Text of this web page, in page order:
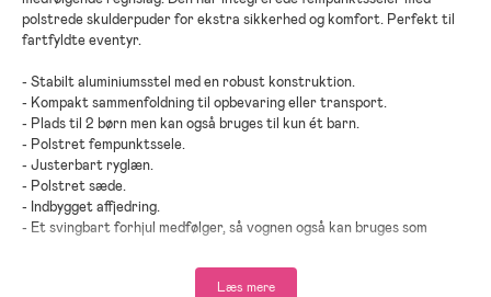
polstredeskulderpuderfor ekstra sikkerhed og komfort. Perfekttil
fartfyldte eventyr.
- Stabilt aluminiumsstel med en robust konstruktion.
- Kompakt sammenfoldning til opbevaring eller transport.
- Plads til 2 børn men kan også bruges til kun ét barn.
- Polstret fempunktssele.
- Justerbart ryglæn.
- Polstret sæde.
- Indbygget affjedring.
- Et svingbart forhjul medfølger, så vognen også kan bruges som
Udstyret med hjulbeskyttere.
Læs mere